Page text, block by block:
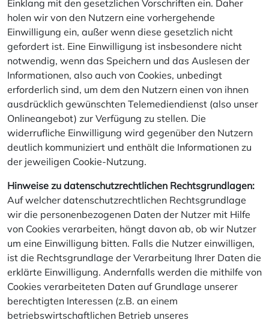
Einklang mit den gesetzlichen Vorschriften ein. Daher
holen wir von den Nutzern eine vorhergehende
Einwilligung ein, außer wenn diese gesetzlich nicht
gefordert ist. Eine Einwilligung ist insbesondere nicht
notwendig, wenn das Speichern und das Auslesen der
Informationen, also auch von Cookies, unbedingt
erforderlich sind, um dem den Nutzern einen von ihnen
ausdrücklich gewünschten Telemediendienst (also unser
Onlineangebot) zur Verfügung zu stellen. Die
widerrufliche Einwilligung wird gegenüber den Nutzern
deutlich kommuniziert und enthält die Informationen zu
der jeweiligen Cookie-Nutzung.
Hinweise zu datenschutzrechtlichen Rechtsgrundlagen:
Auf welcher datenschutzrechtlichen Rechtsgrundlage
wir die personenbezogenen Daten der Nutzer mit Hilfe
von Cookies verarbeiten, hängt davon ab, ob wir Nutzer
um eine Einwilligung bitten. Falls die Nutzer einwilligen,
ist die Rechtsgrundlage der Verarbeitung Ihrer Daten die
erklärte Einwilligung. Andernfalls werden die mithilfe von
Cookies verarbeiteten Daten auf Grundlage unserer
berechtigten Interessen (z.B. an einem
betriebswirtschaftlichen Betrieb unseres